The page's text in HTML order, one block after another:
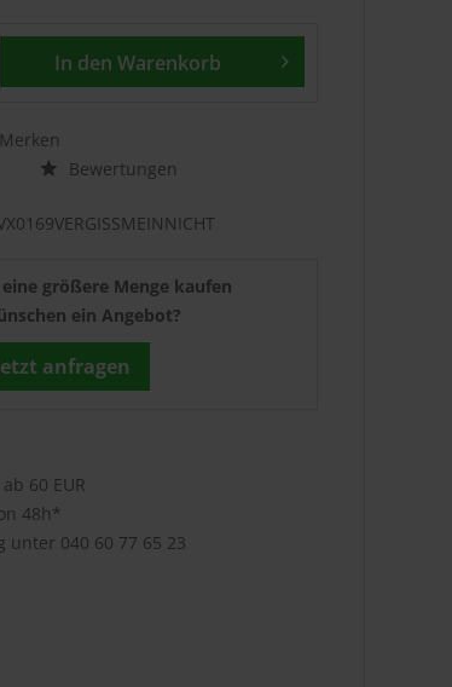
In den Warenkorb
Merken
Bewertungen
größere Menge kaufen
ein Angebot?
anfragen
60 EUR
48h*
unter 040 60 77 65 23